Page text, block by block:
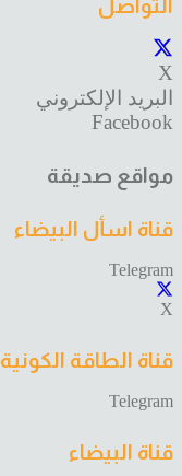
التواصل
X
البريد الإلكتروني
Facebook
مواقع صديقة
قناة اسأل البيضاء
Telegram
X
قناة الطاقة الكونية
Telegram
قناة البيضاء